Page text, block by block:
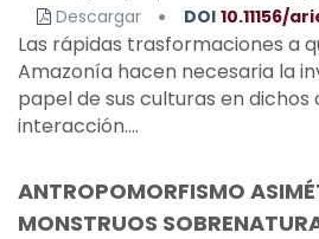
Descargar
DOI 10.11156/
Las rápidas trasformaciones a
Amazonía hacen necesaria la
papel de sus culturas en
interacción....
ANTROPOMORFISMO
MONSTRUOS